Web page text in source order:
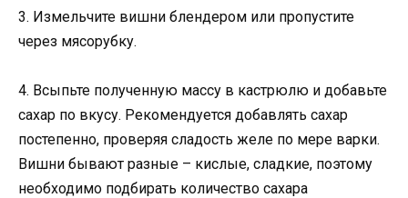
3. Измельчите вишни блендером или пропустите
через мясорубку.
4. Всыпьте полученную массу в кастрюлю и добавьте
сахар по вкусу. Рекомендуется добавлять сахар
постепенно, проверяя сладость желе по мере варки.
Вишни бывают разные – кислые, сладкие, поэтому
необходимо подбирать количество сахара